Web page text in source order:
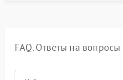
FAQ. Ответы на вопросы